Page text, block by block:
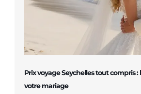
Prix voyage Seychelles tout compris
votre mariage